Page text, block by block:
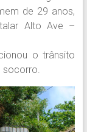
de 29 anos,
Alto Ave –
o trânsito
socorro.